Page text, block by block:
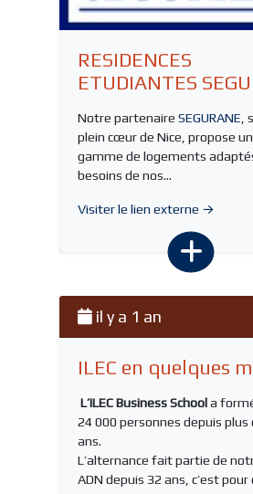
RESIDENCES
ETUDIANTES
Notre partenaire SEGURANE ,
plein cœur de Nice, propose
gamme de logements
besoins de nos...
Visiter le lien externe →
il y a 1 an
ILEC en quelques
L’ILEC Business Schoola
24 000 personnes depuis plus
ans.
L’alternance fait partie de
ADN depuis 32 ans, c’est pour